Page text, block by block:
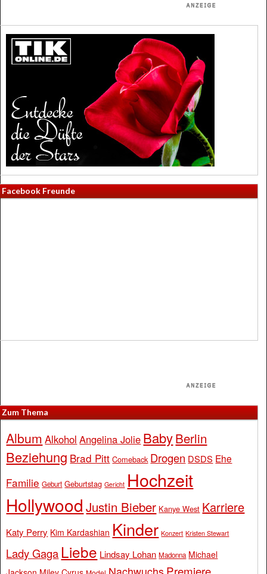
Facebook Freunde
Zum Thema
Album Alkohol Angelina Jolie BabyBerlin
Beziehung Brad Pitt Comeback Drogen DSDS Ehe
Familie Geburt Geburtstag Gericht Hochzeit
Hollywood Justin Bieber Kanye West Karriere
Katy Perry Kim Kardashian Kinder Konzert Kristen Stewart
Lady Gaga Liebe Lindsay Lohan Madonna Michael
Nachwuchs Premiere